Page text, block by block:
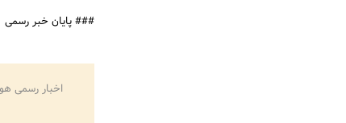
### پایان خبر رسمی
اخبار رسمی